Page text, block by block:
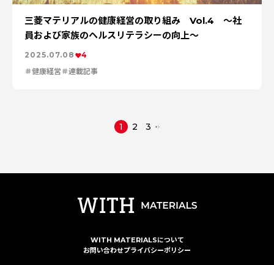
三菱マテリアルの健康経営の取り組み Vol.4 ～社
員および家族のヘルスリテラシーの向上～
2025.07.08
4
健康経営
連載記事
1 2 3
WITH MATERIALSについて
お問い合わせプライバシーポリシー